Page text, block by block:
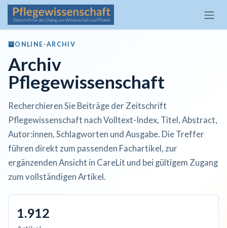
Zum Inhalt springen
ONLINE-ARCHIV
Archiv
Pflegewissenschaft
Recherchieren Sie Beiträge der Zeitschrift
Pflegewissenschaft nach Volltext-Index, Titel, Abstract,
Autor:innen, Schlagworten und Ausgabe. Die Treffer
führen direkt zum passenden Fachartikel, zur
ergänzenden Ansicht in CareLit und bei gültigem Zugang
zum vollständigen Artikel.
1.912